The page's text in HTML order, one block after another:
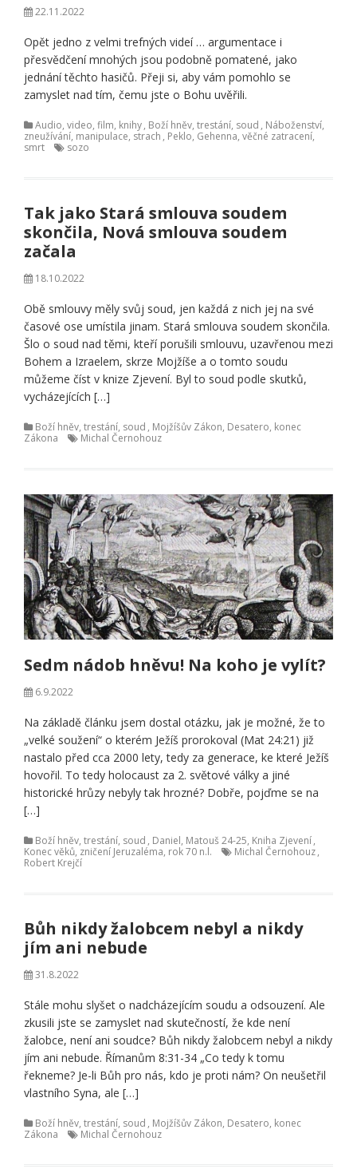
22.11.2022
Opět jedno z velmi trefných videí … argumentace i
přesvědčení mnohých jsou podobně pomatené, jako
jednání těchto hasičů. Přeji si, aby vám pomohlo se
zamyslet nad tím, čemu jste o Bohu uvěřili.
Audio, video, film, knihy, Boží hněv, trestání, soud , Náboženství,
zneužívání, manipulace, strach , Peklo, Gehenna, věčné zatracení,
smrt
sozo
Tak jako Stará smlouva soudem
skončila, Nová smlouva soudem
začala
18.10.2022
Obě smlouvy měly svůj soud, jen každá z nich jej na své
časové ose umístila jinam. Stará smlouva soudem skončila.
Šlo o soud nad těmi, kteří porušili smlouvu, uzavřenou mezi
Bohem a Izraelem, skrze Mojžíše a o tomto soudu
můžeme číst v knize Zjevení. Byl to soud podle skutků,
vycházejících […]
Boží hněv, trestání, soud , Mojžíšův Zákon, Desatero, konec
Zákona
Michal Černohouz
Sedm nádob hněvu! Na koho je vylít?
6.9.2022
Na základě článku jsem dostal otázku, jak je možné, že to
„velké soužení“ o kterém Ježíš prorokoval (Mat 24:21) již
nastalo před cca 2000 lety, tedy za generace, ke které Ježíš
hovořil. To tedy holocaust za 2. světové války a jiné
historické hrůzy nebyly tak hrozné? Dobře, pojďme se na
[…]
Boží hněv, trestání, soud , Daniel, Matouš 24-25, Kniha Zjevení,
Konec věků, zničení Jeruzaléma, rok 70 n.l.
Michal Černohouz,
Robert Krejčí
Bůh nikdy žalobcem nebyl a nikdy
jím ani nebude
31.8.2022
Stále mohu slyšet o nadcházejícím soudu a odsouzení. Ale
zkusili jste se zamyslet nad skutečností, že kde není
žalobce, není ani soudce? Bůh nikdy žalobcem nebyl a nikdy
jím ani nebude. Římanům 8:31-34 „Co tedy k tomu
řekneme? Je-li Bůh pro nás, kdo je proti nám? On neušetřil
vlastního Syna, ale […]
Boží hněv, trestání, soud , Mojžíšův Zákon, Desatero, konec
Zákona
Michal Černohouz